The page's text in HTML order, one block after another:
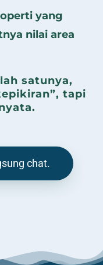
yang
nilai area
satunya,
tapi
chat.